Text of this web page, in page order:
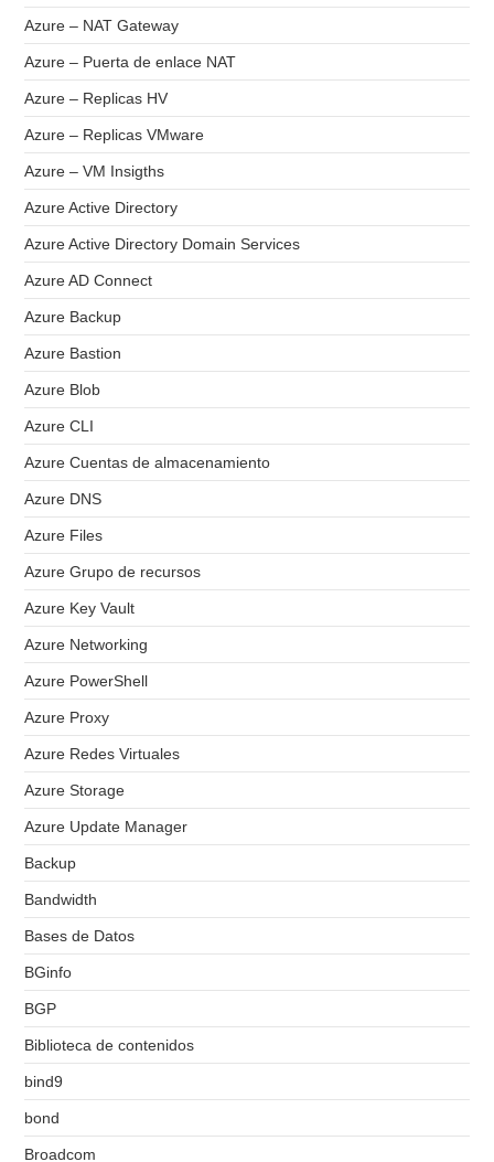
Azure – NAT Gateway
Azure – Puerta de enlace NAT
Azure – Replicas HV
Azure – Replicas VMware
Azure – VM Insigths
Azure Active Directory
Azure Active Directory Domain Services
Azure AD Connect
Azure Backup
Azure Bastion
Azure Blob
Azure CLI
Azure Cuentas de almacenamiento
Azure DNS
Azure Files
Azure Grupo de recursos
Azure Key Vault
Azure Networking
Azure PowerShell
Azure Proxy
Azure Redes Virtuales
Azure Storage
Azure Update Manager
Backup
Bandwidth
Bases de Datos
BGinfo
BGP
Biblioteca de contenidos
bind9
bond
Broadcom